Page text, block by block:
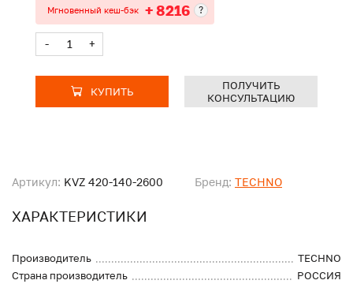
Артикул: KVZ 420-140-2600 Бренд: TECHNO
ХАРАКТЕРИСТИКИ
Производитель
TECHNO
Страна производитель
РОССИЯ
Мгновенный кеш-бэк + 8216 ?
- +
КУПИТЬ
ПОЛУЧИТЬ
КОНСУЛЬТАЦИЮ